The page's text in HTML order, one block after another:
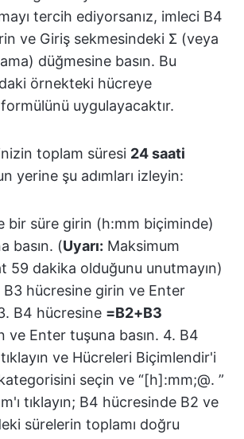
tercih ediyorsanız, imleci B4
ve Giriş sekmesindeki Σ (veya
düğmesine basın. Bu
örnekteki hücreye
uygulayacaktır.
toplam süresi 24 saati
yerine şu adımları izleyin:
bir süre girin (h:mm biçiminde)
basın. (Uyarı: Maksimum
59 dakika olduğunu unutmayın)
B3 hücresine girin ve Enter
B4 hücresine =B2+B3
ve Enter tuşuna basın. 4. B4
ve Hücreleri Biçimlendir'i
seçin ve “[h]:mm;@. ”
tıklayın; B4 hücresinde B2 ve
sürelerin toplamı doğru